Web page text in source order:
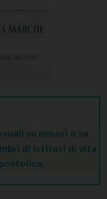
su minori o su
di Istituti di vita